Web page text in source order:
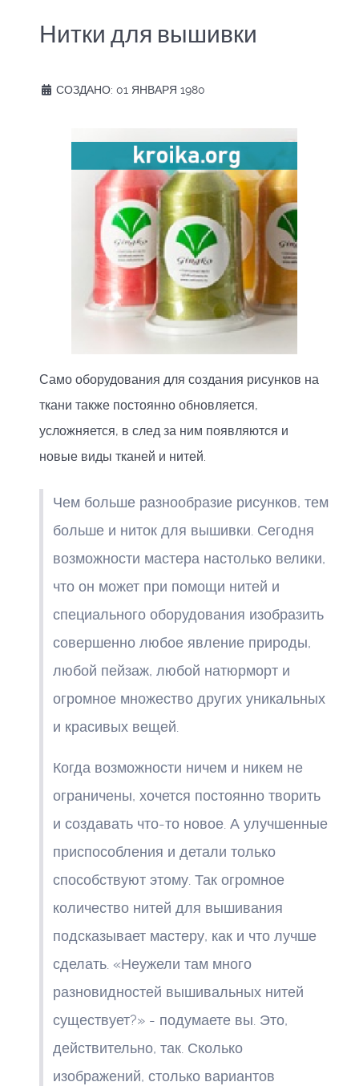
Нитки для вышивки
СОЗДАНО: 01 ЯНВАРЯ 1980
Само оборудования для создания рисунков на
ткани также постоянно обновляется,
усложняется, в след за ним появляются и
новые виды тканей и нитей.
Чем больше разнообразие рисунков, тем
больше и ниток для вышивки. Сегодня
возможности мастера настолько велики,
что он может при помощи нитей и
специального оборудования изобразить
совершенно любое явление природы,
любой пейзаж, любой натюрморт и
огромное множество других уникальных
и красивых вещей.
Когда возможности ничем и никем не
ограничены, хочется постоянно творить
и создавать что-то новое. А улучшенные
приспособления и детали только
способствуют этому. Так огромное
количество нитей для вышивания
подсказывает мастеру, как и что лучше
сделать. «Неужели там много
разновидностей вышивальных нитей
существует?» - подумаете вы. Это,
действительно, так. Сколько
изображений, столько вариантов